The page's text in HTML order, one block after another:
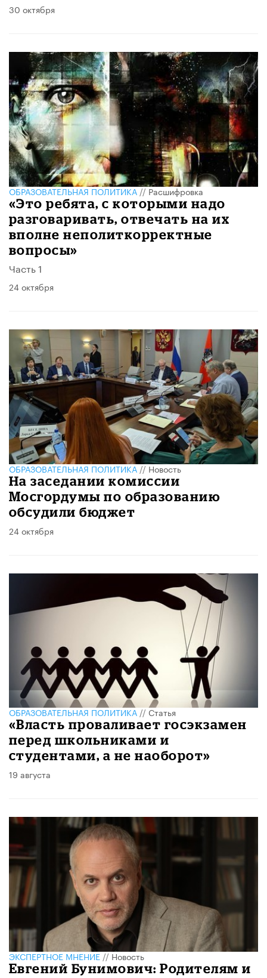
30 октября
ОБРАЗОВАТЕЛЬНАЯ ПОЛИТИКА//Расшифровка
«Это ребята, с которыми надо
разговаривать, отвечать на их
вполне неполиткорректные
вопросы»
Часть 1
24 октября
ОБРАЗОВАТЕЛЬНАЯ ПОЛИТИКА//Новость
На заседании комиссии
Мосгордумы по образованию
обсудили бюджет
24 октября
ОБРАЗОВАТЕЛЬНАЯ ПОЛИТИКА//Статья
«Власть проваливает госэкзамен
перед школьниками и
студентами, а не наоборот»
19 августа
ЭКСПЕРТНОЕ МНЕНИЕ//Новость
Евгений Бунимович: Родителям и